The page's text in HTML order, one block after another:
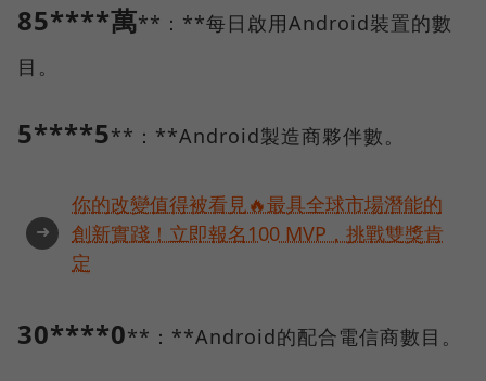
85****萬**：**每日啟用Android裝置的數
目。
5****5**：**Android製造商夥伴數。
➜
你的改變值得被看見🔥最具全球市場潛能的
創新實踐！立即報名100 MVP，挑戰雙獎肯
定
30****0**：**Android的配合電信商數目。